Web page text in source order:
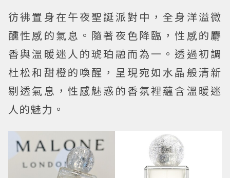
彷彿置身在午夜聖誕派對中，全身洋溢微
醺性感的氣息。隨著夜色降臨，性感的麝
香與溫暖迷人的琥珀融而為一。透過初調
杜松和甜橙的喚醒，呈現宛如水晶般清新
剔透氣息，性感魅惑的香氛裡蘊含溫暖迷
人的魅力。